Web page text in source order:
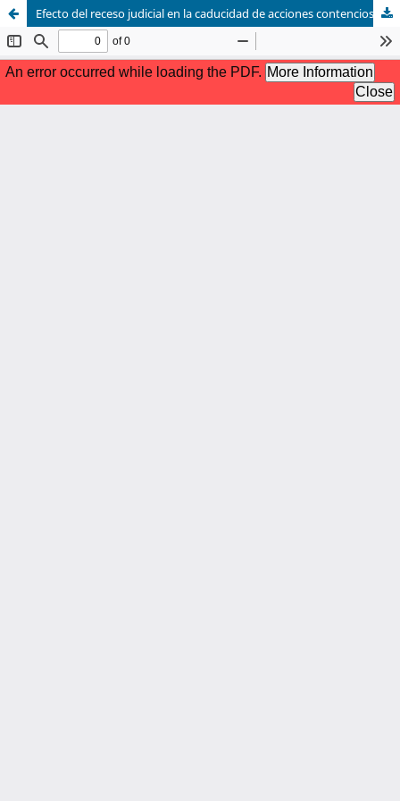
Efecto del receso judicial en la caducidad de acciones contencioso-administrativas y tutela judicial efectiva.